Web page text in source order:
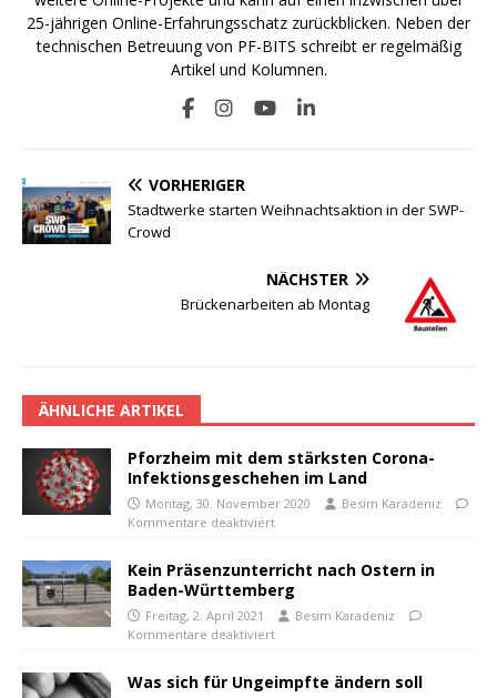
25-jährigen Online-Erfahrungsschatz zurückblicken. Neben der
technischen Betreuung von PF-BITS schreibt er regelmäßig
Artikel und Kolumnen.
VORHERIGER
Stadtwerke starten Weihnachtsaktion in der SWP-
Crowd
NÄCHSTER
Brückenarbeiten ab Montag
ÄHNLICHE ARTIKEL
Pforzheim mit dem stärksten Corona-
Infektionsgeschehen im Land
Montag, 30. November 2020
Besim Karadeniz
Kommentare deaktiviert
Kein Präsenzunterricht nach Ostern in
Baden-Württemberg
Freitag, 2. April 2021
Besim Karadeniz
Kommentare deaktiviert
Was sich für Ungeimpfte ändern soll